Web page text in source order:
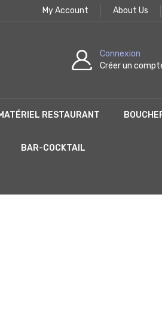
My Account About Us
Connexion
Créer un
RESTAURANT
BAR-COCKTAIL